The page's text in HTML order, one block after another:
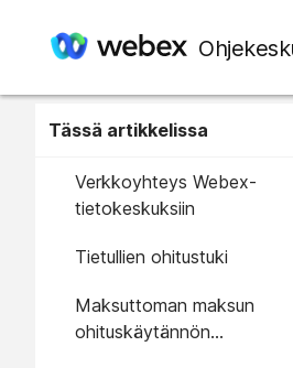
Tässä artikkelissa
Verkkoyhteys Webex-
tietokeskuksiin
Tietullien ohitustuki
Maksuttoman maksun
ohituskäytännön